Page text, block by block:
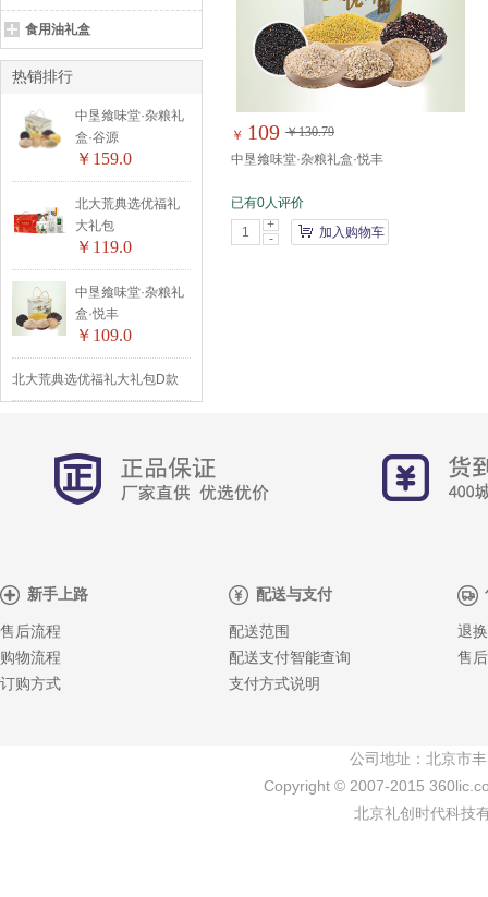
￥ 109 ￥130.79
中垦飨味堂·杂粮礼盒·悦丰
已有0人评价
+
-
加入购物车
食用油礼盒
热销排行
中垦飨味堂·杂粮礼
盒·谷源
￥159.0
北大荒典选优福礼
大礼包
￥119.0
中垦飨味堂·杂粮礼
盒·悦丰
￥109.0
北大荒典选优福礼大礼包D款
新手上路
售后流程
购物流程
订购方式
配送与支付
配送范围
配送支付智能查询
支付方式说明
退
售
公司地址：北京市
Copyright © 2007-2015
北京礼创时代科技